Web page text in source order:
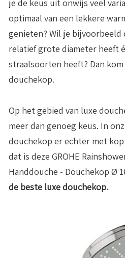
je de keus uit onwijs veel
optimaal van een lekkere
genieten? Wil je bijvoorbeeld
relatief grote diameter heeft
straalsoorten heeft? Dan
douchekop.
Op het gebied van luxe
meer dan genoeg keus. In
douchekop er echter met
dat is deze GROHE
Handdouche - Douchekop Ø
de beste luxe douchekop.